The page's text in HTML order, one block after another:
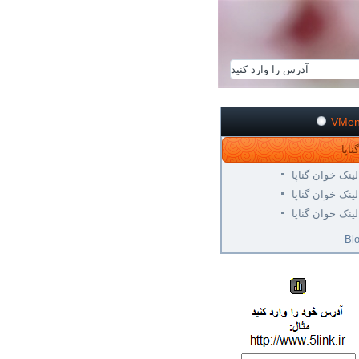
لینک خوان گناپا
لینک خوان گناپا
لینک خوان گناپا